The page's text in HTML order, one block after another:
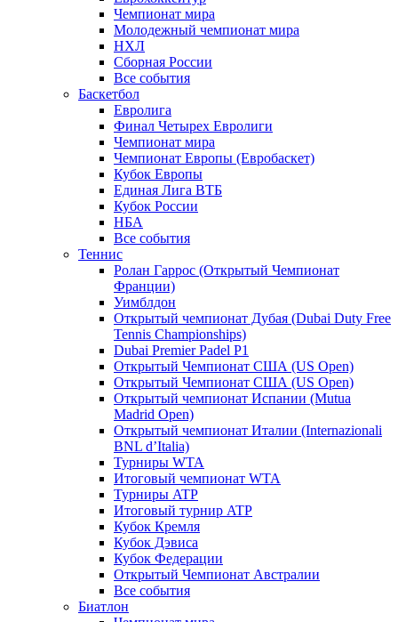
Чемпионат мира
Молодежный чемпионат мира
НХЛ
Сборная России
Все события
Баскетбол
Евролига
Финал Четырех Евролиги
Чемпионат мира
Чемпионат Европы (Евробаскет)
Кубок Европы
Единая Лига ВТБ
Кубок России
НБА
Все события
Теннис
Ролан Гаррос (Открытый Чемпионат
Франции)
Уимблдон
Открытый чемпионат Дубая (Dubai Duty Free
Tennis Championships)
Dubai Premier Padel P1
Открытый Чемпионат США (US Open)
Открытый Чемпионат США (US Open)
Открытый чемпионат Испании (Mutua
Madrid Open)
Открытый чемпионат Италии (Internazionali
BNL d’Italia)
Турниры WTA
Итоговый чемпионат WTA
Турниры ATP
Итоговый турнир ATP
Кубок Кремля
Кубок Дэвиса
Кубок Федерации
Открытый Чемпионат Австралии
Все события
Биатлон